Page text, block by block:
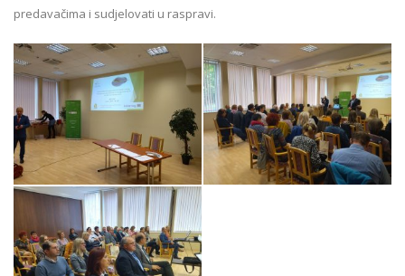
predavačima i sudjelovati u raspravi.